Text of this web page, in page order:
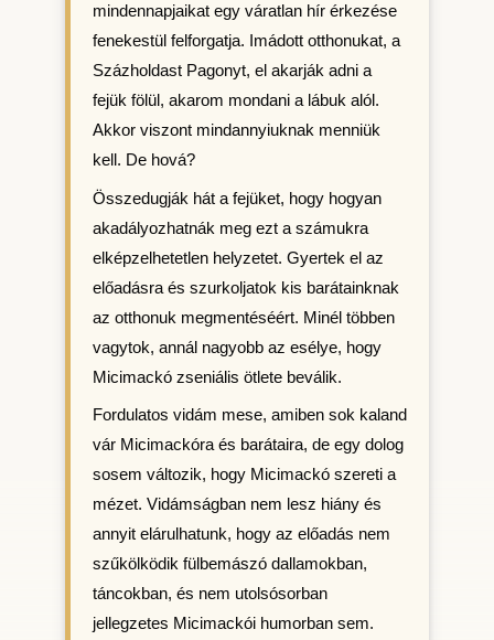
mindennapjaikat egy váratlan hír érkezése
fenekestül felforgatja. Imádott otthonukat, a
Százholdast Pagonyt, el akarják adni a
fejük fölül, akarom mondani a lábuk alól.
Akkor viszont mindannyiuknak menniük
kell. De hová?
Összedugják hát a fejüket, hogy hogyan
akadályozhatnák meg ezt a számukra
elképzelhetetlen helyzetet. Gyertek el az
előadásra és szurkoljatok kis barátainknak
az otthonuk megmentéséért. Minél többen
vagytok, annál nagyobb az esélye, hogy
Micimackó zseniális ötlete beválik.
Fordulatos vidám mese, amiben sok kaland
vár Micimackóra és barátaira, de egy dolog
sosem változik, hogy Micimackó szereti a
mézet. Vidámságban nem lesz hiány és
annyit elárulhatunk, hogy az előadás nem
szűkölködik fülbemászó dallamokban,
táncokban, és nem utolsósorban
jellegzetes Micimackói humorban sem.